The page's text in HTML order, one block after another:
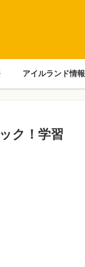
アイルランド情報
ク！学習